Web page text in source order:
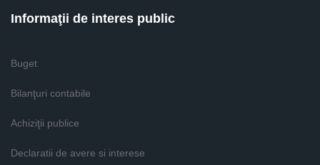
Informaţii de interes public
Buget
Bilanţuri contabile
Achiziţii publice
Declaratii de avere si interese